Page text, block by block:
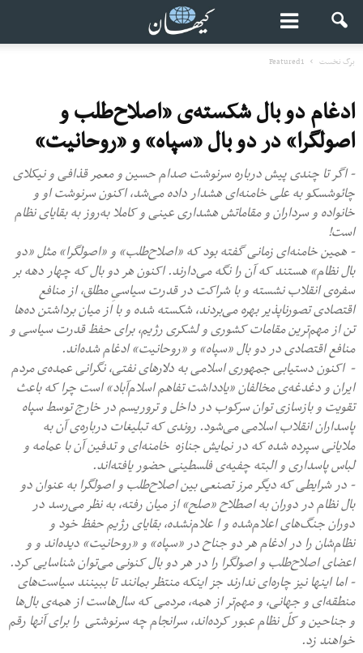
برگ نخست Featured1
ادغام دو بال شکسته‌ی «اصلاح‌طلب و
اصولگرا» در دو بال «سپاه» و «روحانیت»
- اگر تا چندی پیش درباره سرنوشت صدام حسین و معمر قذافی و نیکلای
چائوشسکو به علی خامنه‌ای هشدار داده می‌شد، اکنون سرنوشت او و
خانواده و سرداران و مقاماتش هشداری عینی و کاملا به‌روز به بقایای نظام
است!
- همین خامنه‌ای زمانی گفته بود که «اصلاح‌طلب» و «اصولگرا» مثل «دو
بال نظام» هستند که آن را نگه‌ می‌دارند. اکنون هر دو بال که چهار دهه بر
سفره‌ی انقلاب نشسته و با شراکت در قدرت سیاسیِ مطلق، از منافع
اقتصادی تصورناپذیر بهره می‌بردند، شکسته شده و با از میان برداشتن ده‌ها
تن از مهم‌ترین مقامات کشوری و لشکری رژیم، برای حفظ قدرت سیاسی و
منافع اقتصادی در دو بال «سپاه» و «روحانیت» ادغام شده‌اند.
- اکنون دستیابی جمهوری اسلامی به دلارهای نفتی، نگرانی عمده‌ی مردم
ایران و دغدغه‌ی مخالفان «یادداشت تفاهم اسلام‌آباد» است چرا که باعث
تقویت و بازسازی توان سرکوب در داخل و تروریسم در خارج توسط سپاه
پاسداران انقلاب اسلامی می‌شود. روندی که تبلیغات درباره‌ی آن به
ملایانی سپرده شده که در نمایش جنازه خامنه‌ای و تدفین آن با عمامه و
لباس پاسداری و البته چفیه‌ی فلسطینی حضور یافته‌اند.
- در شرایطی که دیگر مرز تصنعی بین اصلاح‌طلب و اصولگرا به عنوان دو
بال نظام در دوران به اصطلاح «صلح» از میان رفته، به نظر می‌رسد در
دوران جنگ‌های اعلام‌شده و ا علام‌نشده، بقایای رژیم حفظ خود و
نظام‌شان را در ادغام هر دو جناح در «سپاه» و «روحانیت» دیده‌اند و و
اعضای اصلاح‌‌طلب و اصولگرا را در هر دو بال کنونی می‌توان شناسایی کرد.
- اما اینها نیز چاره‌ای ندارند جز اینکه منتظر بمانند تا ببینند سیاست‌های
منطقه‌ای و جهانی، و مهم‌تر از همه، مردمی که سال‌هاست از همه‌ی بال‌ها
و جناحین و کلّ نظام عبور کرده‌اند، سرانجام چه سرنوشتی را برای آنها رقم
خواهند زد.